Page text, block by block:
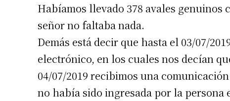
Habíamos llevado 378 avales genuinos
señor no faltaba nada.
Demás está decir que hasta el 03/07/
electrónico, en los cuales nos decían
04/07/2019 recibimos una
no había sido ingresada por la persona